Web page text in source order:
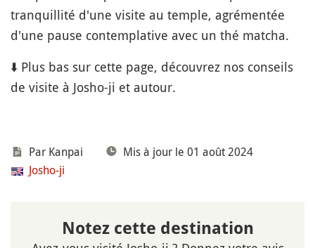
tranquillité d'une visite au temple, agrémentée
d'une pause contemplative avec un thé matcha.
⬇️ Plus bas sur cette page, découvrez nos conseils
de visite à Josho-ji et autour.
Par Kanpai
Mis à jour le 01 août 2024
Josho-ji
Notez cette destination